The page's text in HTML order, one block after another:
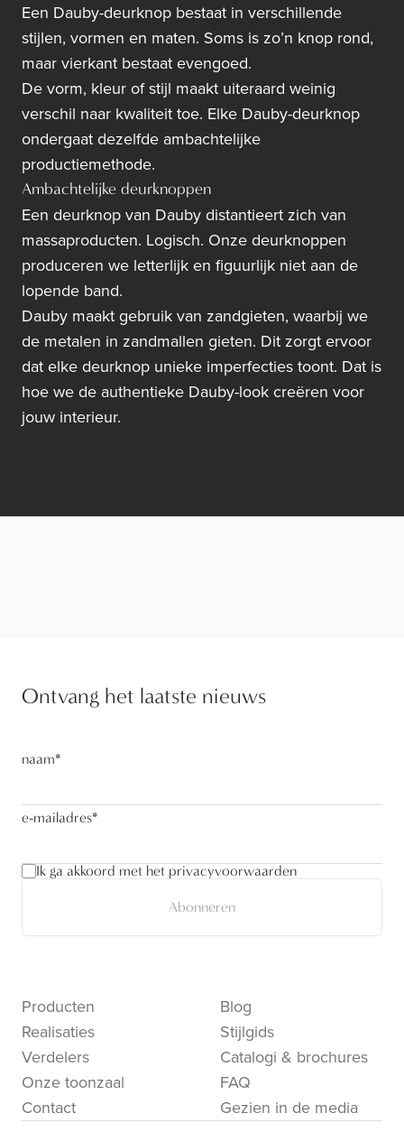
Een Dauby-deurknop bestaat in verschillende
stijlen, vormen en maten. Soms is zo’n knop rond,
maar vierkant bestaat evengoed.
De vorm, kleur of stijl maakt uiteraard weinig
verschil naar kwaliteit toe. Elke Dauby-deurknop
ondergaat dezelfde ambachtelijke
productiemethode.
Ambachtelijke deurknoppen
Een deurknop van Dauby distantieert zich van
massaproducten. Logisch. Onze deurknoppen
produceren we letterlijk en figuurlijk niet aan de
lopende band.
Dauby maakt gebruik van zandgieten, waarbij we
de metalen in zandmallen gieten. Dit zorgt ervoor
dat elke deurknop unieke imperfecties toont. Dat is
hoe we de authentieke Dauby-look creëren voor
jouw interieur.
Ontvang het laatste nieuws
naam*
e-mailadres*
Ik ga akkoord met het privacyvoorwaarden
Abonneren
Producten
Realisaties
Verdelers
Onze toonzaal
Contact
Blog
Stijlgids
Catalogi & brochures
FAQ
Gezien in de media